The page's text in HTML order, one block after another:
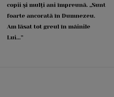
copii și mulți ani împreună. „Sunt
foarte ancorată în Dumnezeu.
Am lăsat tot greul în mâinile
Lui...”